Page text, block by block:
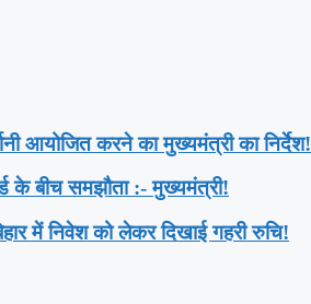
आयोजित करने का मुख्यमंत्री का निर्देश!
के बीच समझौता :- मुख्यमंत्री!
में निवेश को लेकर दिखाई गहरी रुचि!